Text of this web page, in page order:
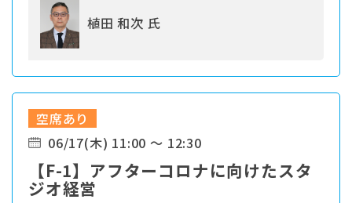
植田 和次 氏
空席あり
06/17(木) 11:00 ～ 12:30
【F-1】アフターコロナに向けたスタ
ジオ経営